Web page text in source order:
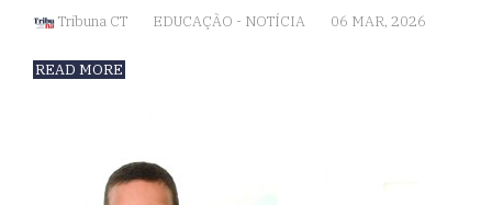
Tribuna CT EDUCAÇÃO - NOTÍCIA 06 MAR, 2026
READ MORE